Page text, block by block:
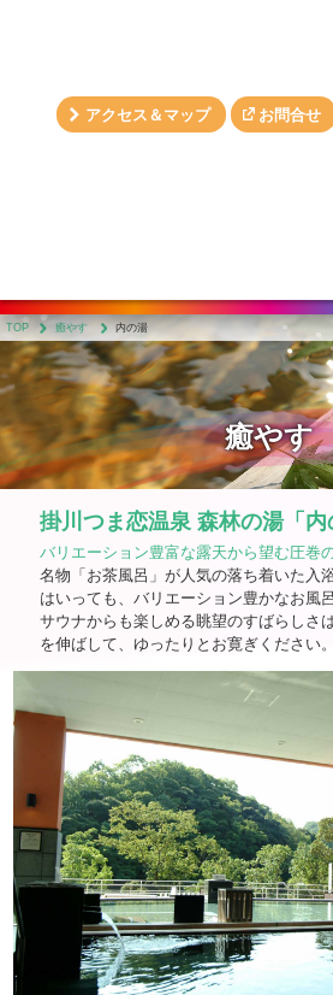
アクセス＆マップ お問合せ
TOP 癒やす 内の湯
癒やす
掛川つま恋温泉 森林の湯「内
バリエーション豊富な露天から望む圧巻
名物「お茶風呂」が人気の落ち着いた入
はいっても、バリエーション豊かなお風
サウナからも楽しめる眺望のすばらしさ
を伸ばして、ゆったりとお寛ぎください。